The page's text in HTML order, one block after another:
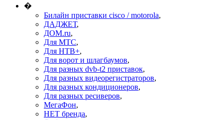
�
Билайн приставки cisco / motorola,
ДАДЖЕТ,
ДОМ.ru,
Для МТС,
Для НТВ+,
Для ворот и шлагбаумов,
Для разных dvb-t2 приставок,
Для разных видеорегистраторов,
Для разных кондиционеров,
Для разных ресиверов,
МегаФон,
НЕТ бренда,